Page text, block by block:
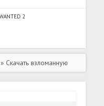
2
» Скачать взломанную
монеты] -